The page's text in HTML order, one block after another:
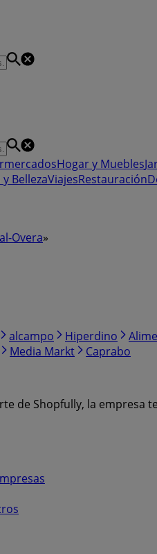
Hogar y Muebles
BellezaViajesRestauración
Overa»
alcampo Hiperdino
Media Markt Caprabo
de Shopfully, la empresa